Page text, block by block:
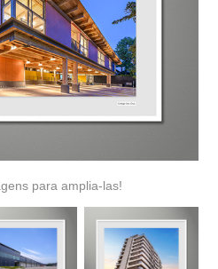
para amplia-las!